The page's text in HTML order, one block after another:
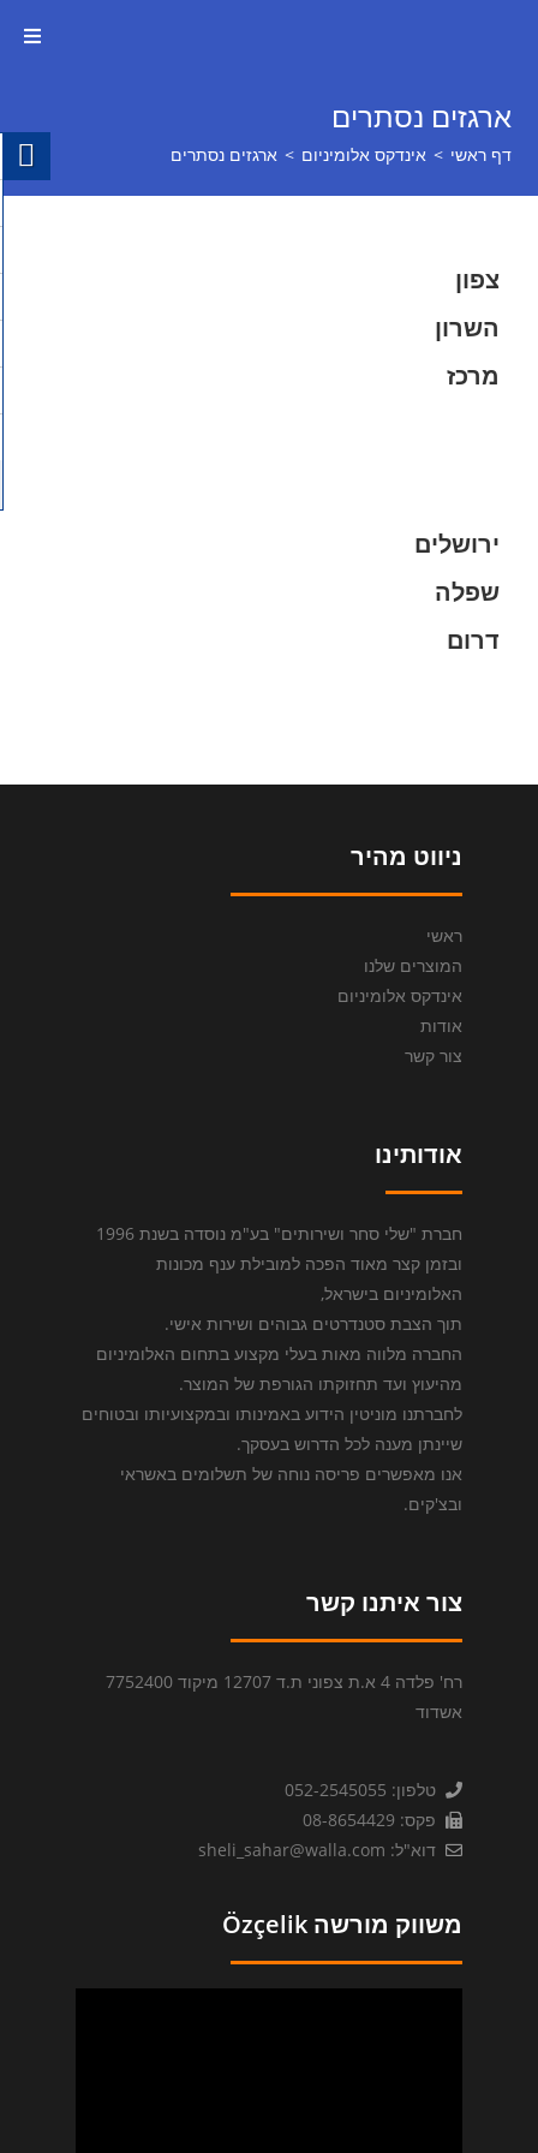
ארגזים נסתרים
דף ראשי > אינדקס אלומיניום > ארגזים נסתרים
צפון
השרון
מרכז
ירושלים
שפלה
דרום
ניווט מהיר
ראשי
המוצרים שלנו
אינדקס אלומיניום
אודות
צור קשר
אודותינו
חברת "שלי סחר ושירותים" בע"מ נוסדה בשנת 1996
ובזמן קצר מאוד הפכה למובילת ענף מכונות
האלומיניום בישראל,
תוך הצבת סטנדרטים גבוהים ושירות אישי.
החברה מלווה מאות בעלי מקצוע בתחום האלומיניום
מהיעוץ ועד תחזוקתו הגורפת של המוצר.
לחברתנו מוניטין הידוע באמינותו ובמקצועיותו ובטוחים
שיינתן מענה לכל הדרוש בעסקך.
אנו מאפשרים פריסה נוחה של תשלומים באשראי
ובצ'קים.
צור איתנו קשר
רח' פלדה 4 א.ת צפוני ת.ד 12707 מיקוד 7752400
אשדוד
טלפון: 052-2545055
פקס: 08-8654429
דוא"ל: sheli_sahar@walla.com
משווק מורשה Özçelik